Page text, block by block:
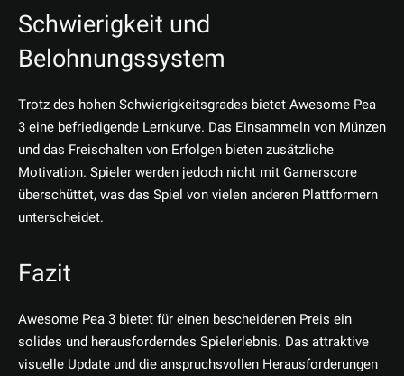
Schwierigkeit und
Belohnungssystem
Trotz des hohen Schwierigkeitsgrades bietet Awesome Pea
3 eine befriedigende Lernkurve. Das Einsammeln von Münzen
und das Freischalten von Erfolgen bieten zusätzliche
Motivation. Spieler werden jedoch nicht mit Gamerscore
überschüttet, was das Spiel von vielen anderen Plattformern
unterscheidet.
Fazit
Awesome Pea 3 bietet für einen bescheidenen Preis ein
solides und herausforderndes Spielerlebnis. Das attraktive
visuelle Update und die anspruchsvollen Herausforderungen